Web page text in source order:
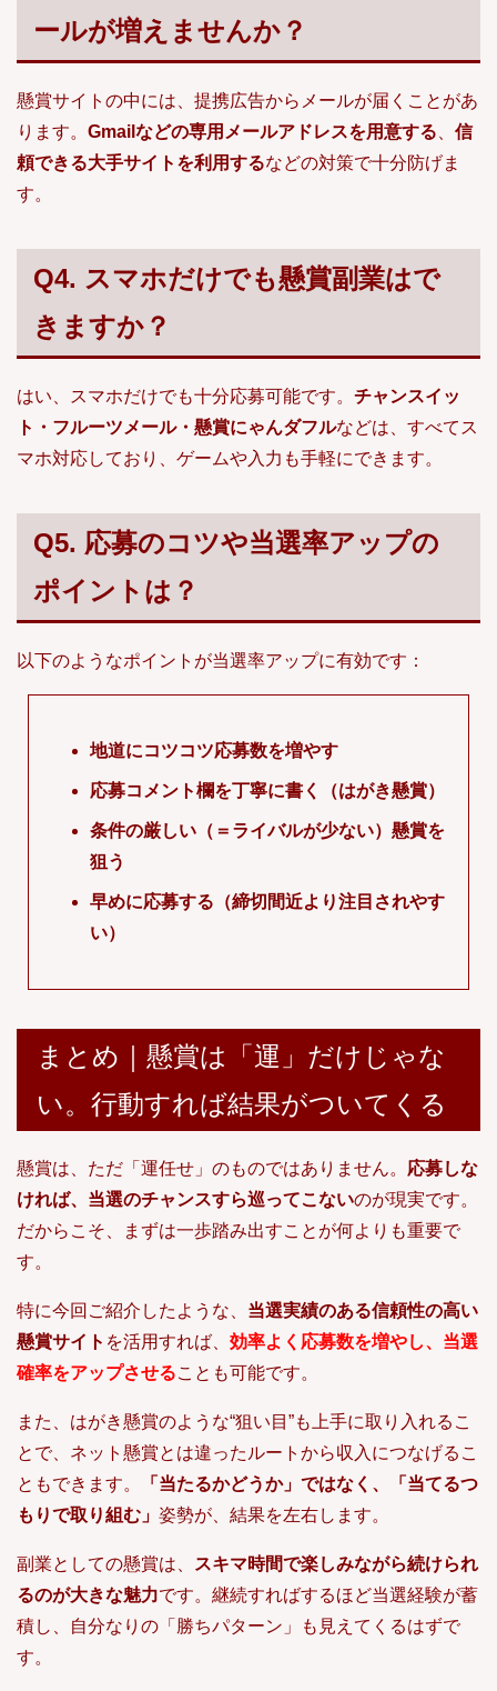
ールが増えませんか？
懸賞サイトの中には、提携広告からメールが届くことがあ
ります。 Gmailなどの専用メールアドレスを用意する
信
頼できる大手サイトを利用するなどの対策で十分防げま
す。
Q4. スマホだけでも懸賞副業はで
きますか？
はい、スマホだけでも十分応募可能です。 チャンスイッ
ト・フルーツメール・懸賞にゃんダフルなどは、すべてス
マホ対応しており、ゲームや入力も手軽にできます。
Q5. 応募のコツや当選率アップの
ポイントは？
以下のようなポイントが当選率アップに有効です：
地道にコツコツ応募数を増やす
応募コメント欄を丁寧に書く（はがき懸賞）
条件の厳しい（＝ライバルが少ない）懸賞を
狙う
早めに応募する（締切間近より注目されやす
い）
まとめ｜懸賞は「運」だけじゃな
い。行動すれば結果がついてくる
懸賞は、ただ「運任せ」のものではありません。 応募しな
ければ、当選のチャンスすら巡ってこないのが現実です。
だからこそ、まずは一歩踏み出すことが何よりも重要で
す。
特に今回ご紹介したような、 当選実績のある信頼性の高い
懸賞サイト を活用すれば、 効率よく応募数を増やし、当選
確率をアップさせることも可能です。
また、はがき懸賞のような“狙い目”も上手に取り入れるこ
とで、ネット懸賞とは違ったルートから収入につなげるこ
ともできます。
「当たるかどうか」ではなく、「当てるつ
もりで取り組む」 姿勢が、結果を左右します。
副業としての懸賞は、
スキマ時間で楽しみながら続けられ
るのが大きな魅力です。継続すればするほど当選経験が蓄
積し、自分なりの「勝ちパターン」も見えてくるはずで
す。